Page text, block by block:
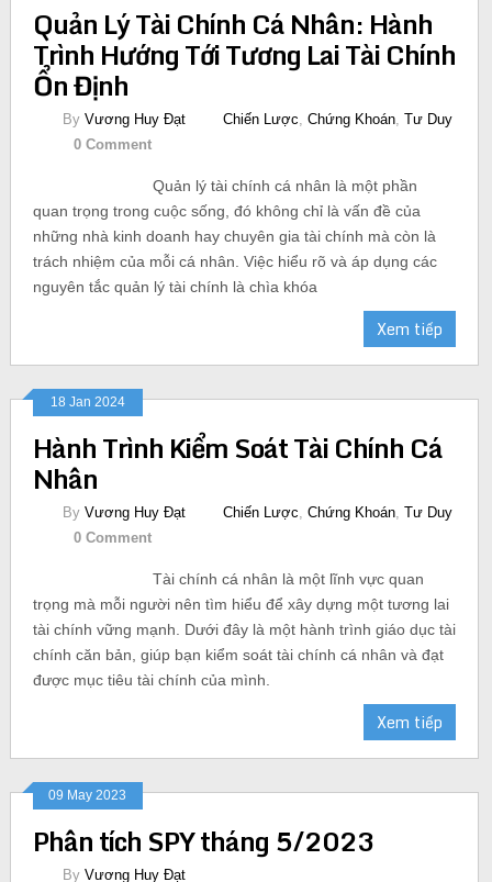
Quản Lý Tài Chính Cá Nhân: Hành
Trình Hướng Tới Tương Lai Tài Chính
Ổn Định
By Vương Huy Đạt Chiến Lược Chứng Khoán, Tư Duy
0 Comment
Quản lý tài chính cá nhân là một phần
quan trọng trong cuộc sống, đó không chỉ là vấn đề của
những nhà kinh doanh hay chuyên gia tài chính mà còn là
trách nhiệm của mỗi cá nhân. Việc hiểu rõ và áp dụng các
nguyên tắc quản lý tài chính là chìa khóa
Xem tiếp
18 Jan 2024
Hành Trình Kiểm Soát Tài Chính Cá
Nhân
By Vương Huy Đạt Chiến Lược Chứng Khoán, Tư Duy
0 Comment
Tài chính cá nhân là một lĩnh vực quan
trọng mà mỗi người nên tìm hiểu để xây dựng một tương lai
tài chính vững mạnh. Dưới đây là một hành trình giáo dục tài
chính căn bản, giúp bạn kiểm soát tài chính cá nhân và đạt
được mục tiêu tài chính của mình.
Xem tiếp
09 May 2023
Phân tích SPY tháng 5/2023
By Vương Huy Đạt